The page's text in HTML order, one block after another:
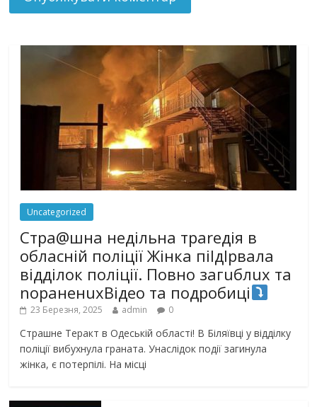
Uncategorized
Стра@шна недільна траrедія в
обласній поліції Жінка піlдlрвала
відділок поліції. Повно загuблuх та
nораненuхВідео та подробиці
23 Березня, 2025 admin 0
Страшне Теракт в Одеській області! В Біляївці у відділку
поліції вибухнула граната. Унаслідок події загинула
жінка, є потерпілі. На місці